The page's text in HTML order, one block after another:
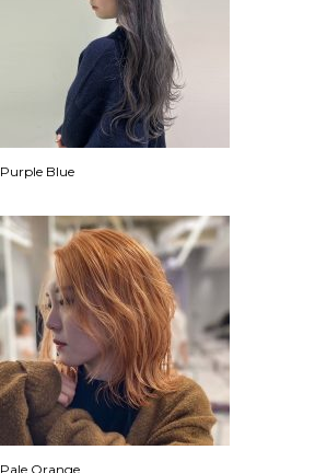
Purple Blue
Pale Orange